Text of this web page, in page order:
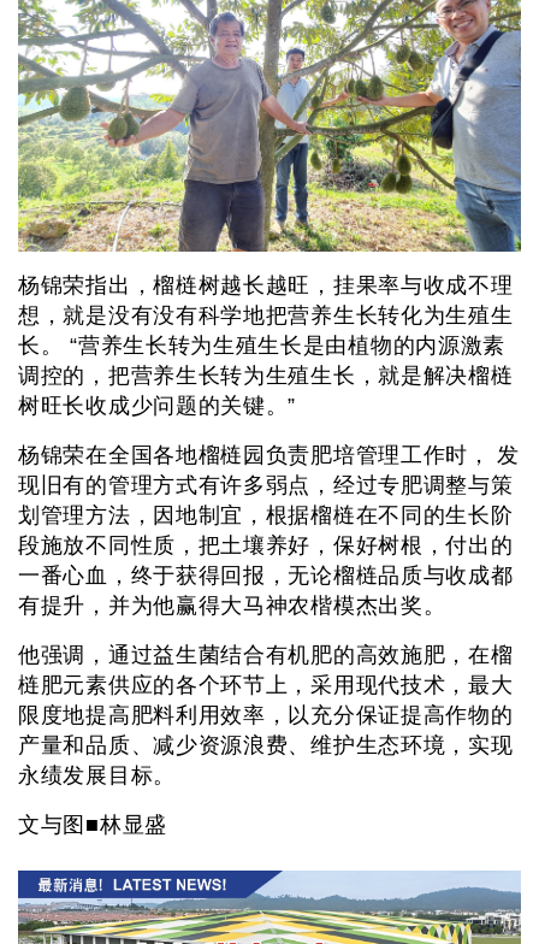
杨锦荣指出，榴梿树越长越旺，挂果率与收成不理
想，就是没有没有科学地把营养生长转化为生殖生
长。 “营养生长转为生殖生长是由植物的内源激素
调控的，把营养生长转为生殖生长，就是解决榴梿
树旺长收成少问题的关键。”
杨锦荣在全国各地榴梿园负责肥培管理工作时， 发
现旧有的管理方式有许多弱点，经过专肥调整与策
划管理方法，因地制宜，根据榴梿在不同的生长阶
段施放不同性质，把土壤养好，保好树根，付出的
一番心血，终于获得回报，无论榴梿品质与收成都
有提升，并为他赢得大马神农楷模杰出奖。
他强调，通过益生菌结合有机肥的高效施肥，在榴
梿肥元素供应的各个环节上，采用现代技术，最大
限度地提高肥料利用效率，以充分保证提高作物的
产量和品质、减少资源浪费、维护生态环境，实现
永绩发展目标。
文与图■林显盛